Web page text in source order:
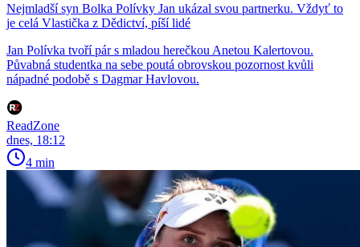
Nejmladší syn Bolka Polívky Jan ukázal svou partnerku. Vždyť to
je celá Vlastička z Dědictví, píší lidé
Jan Polívka tvoří pár s mladou herečkou Anetou Kalertovou.
Půvabná studentka na sebe poutá obrovskou pozornost kvůli
nápadné podobě s Dagmar Havlovou.
ReadZone
dnes, 18:12
4 min